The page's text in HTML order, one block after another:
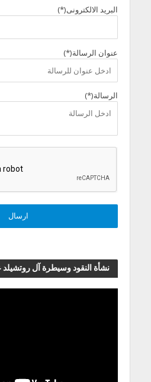
البريد الالكترونى(*)
عنوان الرسالة(*)
الرسالة(*)
نشأة النقود وسيطرة آل روتشيلد